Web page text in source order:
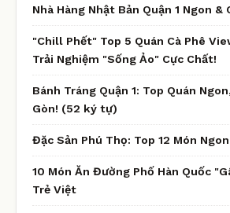
Nhà Hàng Nhật Bản Quận 1 Ngon &
"Chill Phết" Top 5 Quán Cà Phê
Trải Nghiệm "Sống Ảo" Cực Chất!
Bánh Tráng Quận 1: Top Quán
Gòn! (52 ký tự)
Đặc Sản Phú Thọ: Top 12 Món
10 Món Ăn Đường Phố Hàn Quốc
Trẻ Việt